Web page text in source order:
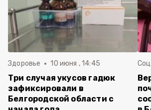
Здоровье 10 июня , 14:45
Три случая укусов гадюк
зафиксировали в
Белгородской области с